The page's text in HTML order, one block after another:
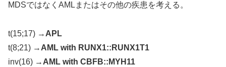
MDSではなくAMLまたはその他の疾患を考える。
t(15;17) → APL
t(8;21) → AML with RUNX1::RUNX1T1
inv(16) → AML with CBFB::MYH11